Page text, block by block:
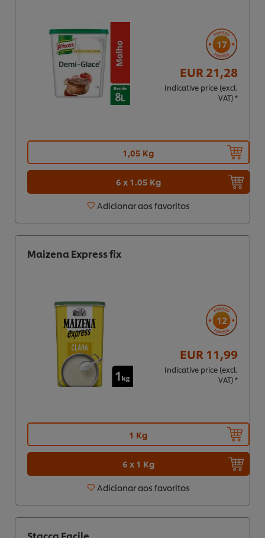
17
Indicative price (excl.
VAT) *
EUR 21,28
1,05 Kg
6 x 1.05 Kg
Adicionar aos favoritos
Maizena Express fix
12
Indicative price (excl.
VAT) *
EUR 11,99
1 Kg
6 x 1 Kg
Adicionar aos favoritos